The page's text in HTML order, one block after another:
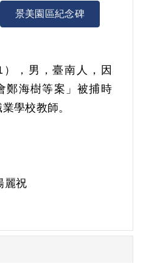
景美園區紀念碑
），男，臺南人，因
鄭海樹等案」被捕時
學校教師。
治後定居臺南，戰
生意有成，與妻育
年畢業。曾赴日留
麗祝